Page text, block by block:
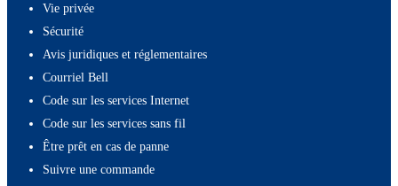
Vie privée
Sécurité
Avis juridiques et réglementaires
Courriel Bell
Code sur les services Internet
Code sur les services sans fil
Être prêt en cas de panne
Suivre une commande